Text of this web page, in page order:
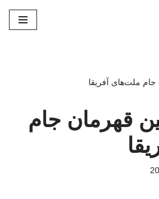
ملت‌های آفریقا
قهرمان جام